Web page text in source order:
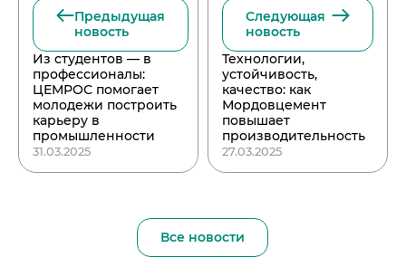
Предыдущая
новость
Из студентов — в
профессионалы:
ЦЕМРОС помогает
молодежи построить
карьеру в
промышленности
31.03.2025
Следующая
новость
Технологии,
устойчивость,
качество: как
Мордовцемент
повышает
производительность
27.03.2025
Все новости